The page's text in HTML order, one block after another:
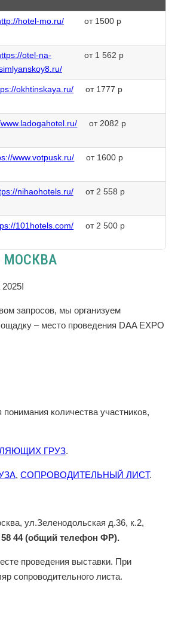
hotel-mo.ru/ от 1500 р
otel-na-
от 1 562 р
okhtinskaya.ru/ от 1777 р
от 2082 р
www.votpusk.ru/ от 1600 р
nihaohotels.ru/ от 2 558 р
101hotels.com/ от 2 500 р
МОСКВА
запросов, мы организуем
– место проведения DAA EXPO
понимания количества участников,
ГРУЗ.
,СОПРОВОДИТЕЛЬНЫЙ ЛИСТ.
ул.Зеленодольская д.36, к.2,
58 44 (общий телефон ФР).
проведения выставки. При
сопроводительного листа.